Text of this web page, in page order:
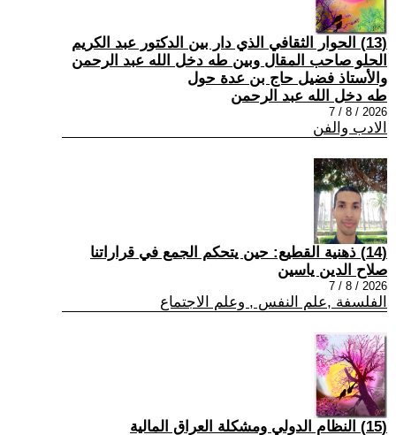
(13) الحوار الثقافي الذي دار بين الدكتور عبد الكريم
الحلو صاحب المقال وبين طه دخل الله عبد الرحمن
والأستاذ فضيل حاج بن عدة حول
طه دخل الله عبد الرحمن
2026 / 8 / 7
الادب والفن
(14) ذهنية القطيع: حين يتحكم الجمع في قراراتنا
صلاح الدين ياسين
2026 / 8 / 7
الفلسفة ,علم النفس , وعلم الاجتماع
(15) النظام الدولي ومشكلة العراق المالية